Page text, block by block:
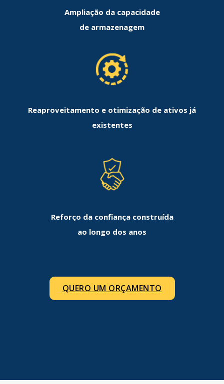
Ampliação da capacidade
de armazenagem
Reaproveitamento e otimização de ativos já
existentes
Reforço da confiança construída
ao longo dos anos
QUERO UM ORÇAMENTO